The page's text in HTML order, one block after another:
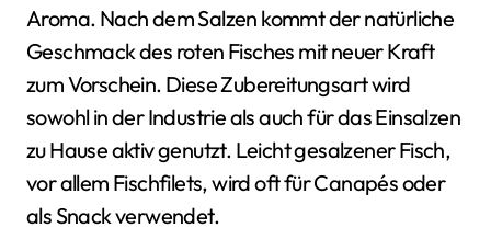
Aroma. Nach dem Salzen kommt der natürliche
Geschmack des roten Fisches mit neuer Kraft
zum Vorschein. Diese Zubereitungsart wird
sowohl in der Industrie als auch für das Einsalzen
zu Hause aktiv genutzt. Leicht gesalzener Fisch,
vor allem Fischfilets, wird oft für Canapés oder
als Snack verwendet.